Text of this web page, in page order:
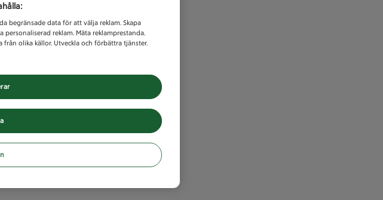
begränsade data för att välja reklam. Skapa
reklam. Mäta reklamprestanda.
olika källor. Utveckla och förbättra tjänster.